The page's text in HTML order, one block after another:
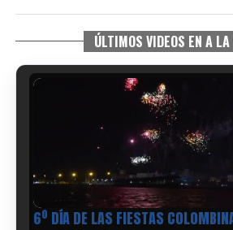
ÚLTIMOS VIDEOS EN A
6º DÍA DE LAS FIESTAS